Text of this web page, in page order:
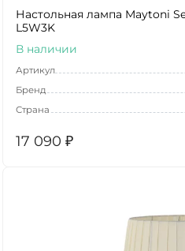
Настольная лампа Maytoni
L5W3K
В наличии
Артикул
Бренд
Страна
17 090 ₽